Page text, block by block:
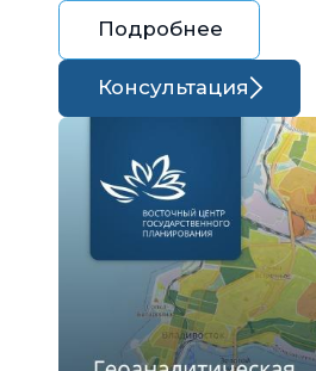
Подробнее
Консультация